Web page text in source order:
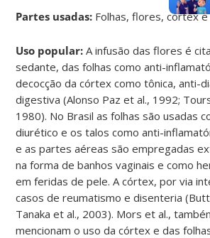
Partes usadas: Folhas, flores, córtex
Uso popular:A infusão das flores é
sedante, das folhas como anti-
decocção da córtex como tônica, anti-
digestiva (Alonso Paz et al., 1992;
1980). No Brasil as folhas são usadas
diurético e os talos como anti-
e as partes aéreas são empregadas
na forma de banhos vaginais e como
em feridas de pele. A córtex, por via
casos de reumatismo e disenteria
Tanaka et al., 2003). Mors et al.,
mencionam o uso da córtex e das